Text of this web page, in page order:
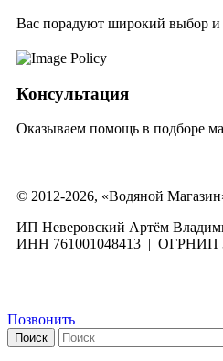
Вас порадуют широкий выбор
Консультация
Оказываем помощь в подборе
© 2012-2026, «Водяной
ИП Неверовский Артём
ИНН 761001048413 | ОГРНИП
Позвонить
Поиск